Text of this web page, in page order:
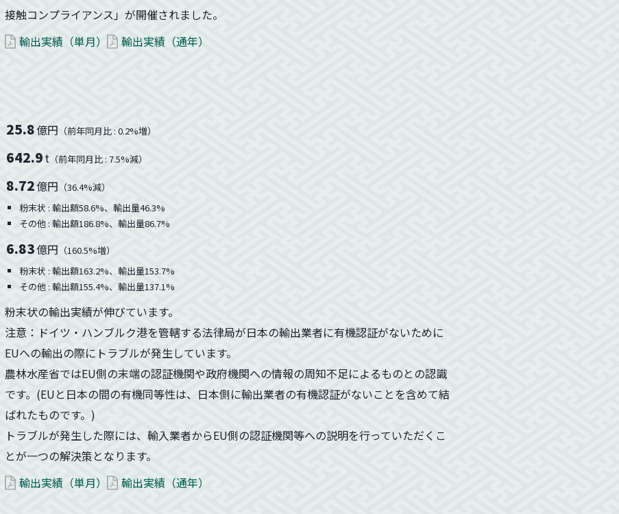
お知らせ
輸出状況
MRL関連資料
ライブラリー
協議会について
トップページ
接触コンプライアンス」が開催されました。
輸出実績（単月） 輸出実績（通年）
25.8億円 （前年同月比 : 0.2%増）
642.9t（前年同月比 : 7.5%減）
8.72億円 （36.4%減）
粉末状 : 輸出額58.6%、輸出量46.3%
その他 : 輸出額186.8%、輸出量86.7%
6.83億円 （160.5%増）
粉末状 : 輸出額163.2%、輸出量153.7%
その他 : 輸出額155.4%、輸出量137.1%
粉末状の輸出実績が伸びています。
注意：ドイツ・ハンブルク港を管轄する法律局が日本の輸出業者に有機認証がないために
EUへの輸出の際にトラブルが発生しています。
農林水産省ではEU側の末端の認証機関や政府機関への情報の周知不足によるものとの認識
です。(EUと日本の間の有機同等性は、日本側に輸出業者の有機認証がないことを含めて結
ばれたものです。)
トラブルが発生した際には、輸入業者からEU側の認証機関等への説明を行っていただくこ
とが一つの解決策となります。
輸出実績（単月） 輸出実績（通年）